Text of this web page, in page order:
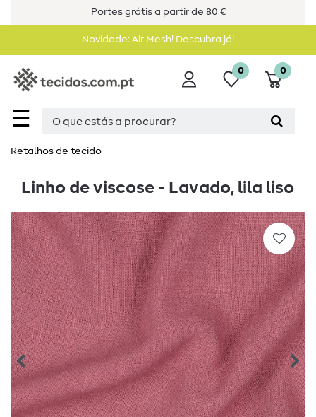
Portes grátis a partir de 80 €
Novidade: Air Mesh! Descubra já!
☰
0 0
Retalhos de tecido
Linho de viscose - Lavado, lila liso